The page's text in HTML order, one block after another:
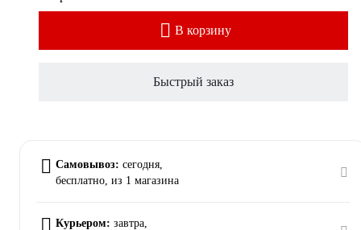
В корзину
Быстрый заказ
Самовывоз: сегодня,
бесплатно, из 1 магазина
Курьером: завтра,